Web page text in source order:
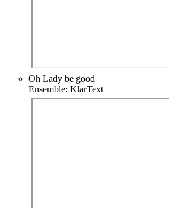
Oh Lady be good
Ensemble: KlarText